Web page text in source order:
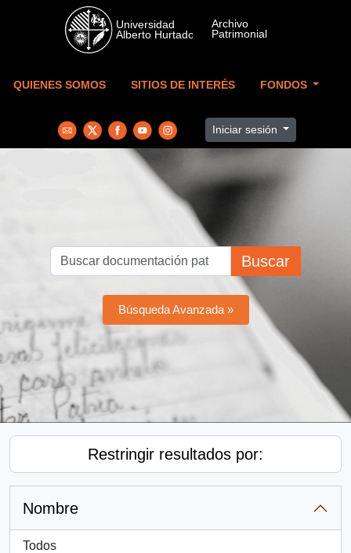
Skip to main content
QUIENES SOMOS SITIOS DE INTERÉS FONDOS
Iniciar sesión
Buscar
Búsqueda Avanzada »
Restringir resultados por:
Nombre
Todos